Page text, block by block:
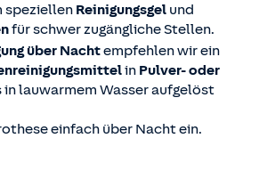
speziellen Reinigungsgel und
für schwer zugängliche Stellen.
über Nachtempfehlen wir ein
in Pulver- oder
in lauwarmem Wasser aufgelöst
einfach über Nacht ein.